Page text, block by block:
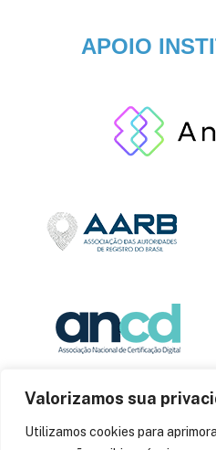
Valorizamos sua
Utilizamos cookies para
APOIO